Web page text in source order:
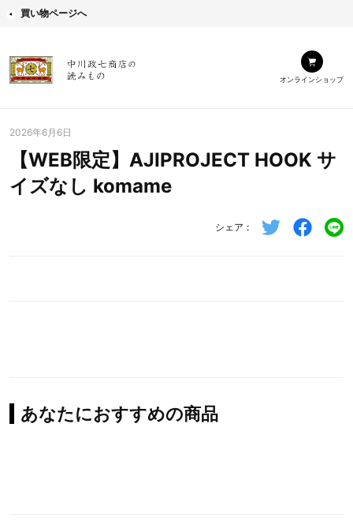
買い物ページへ
オンラインショップ
2026年6月6日
【WEB限定】AJIPROJECT HOOK サ
イズなし komame
シェア
あなたにおすすめの商品